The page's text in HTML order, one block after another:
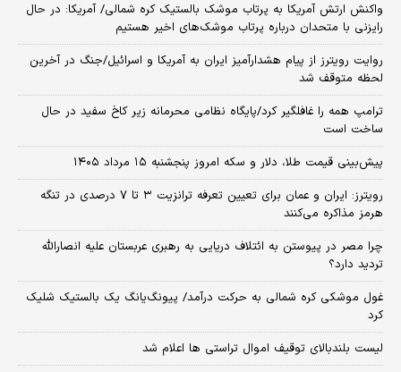
واکنش ارتش آمریکا به پرتاب موشک بالستیک کره شمالی/ آمریکا: در حال
رایزنی با متحدان درباره پرتاب موشک‌های اخیر هستیم
روایت رویترز از پیام هشدارآمیز ایران به آمریکا و اسرائیل/جنگ در آخرین
لحظه متوقف شد
ترامپ همه را غافلگیر کرد/پایگاه نظامی محرمانه زیر کاخ سفید در حال
ساخت است
پیش‌بینی قیمت طلا، دلار و سکه امروز پنجشنبه ۱۵ مرداد ۱۴۰۵
رویترز: ایران و عمان برای تعیین تعرفه ترانزیت ۳ تا ۷ درصدی در تنگه
هرمز مذاکره می‌کنند
چرا مصر در پیوستن به ائتلاف دریایی به رهبری عربستان علیه انصارالله
تردید دارد؟
غول موشکی کره شمالی به حرکت درآمد/ پیونگ‌یانگ یک بالستیک شلیک
کرد
لیست بلندبالای توقیف اموال تراستی ها اعلام شد